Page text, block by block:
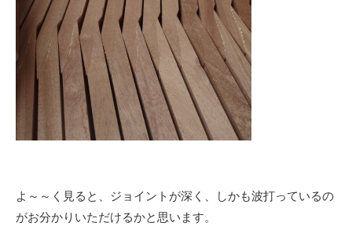
よ～～く見ると、ジョイントが深く、しかも波打っているの
がお分かりいただけるかと思います。